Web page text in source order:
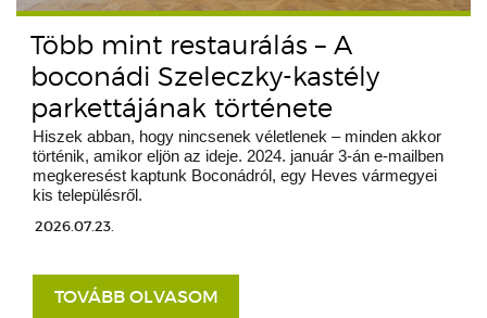
Több mint restaurálás – A
boconádi Szeleczky-kastély
parkettájának története
Hiszek abban, hogy nincsenek véletlenek – minden akkor
történik, amikor eljön az ideje. 2024. január 3-án e-mailben
megkeresést kaptunk Boconádról, egy Heves vármegyei
kis településről.
2026.07.23.
TOVÁBB OLVASOM